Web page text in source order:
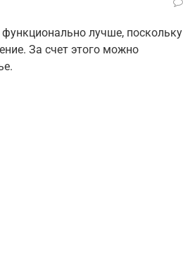
лучше, поскольку
За счет этого можно